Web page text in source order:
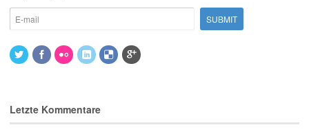
Letzte Kommentare